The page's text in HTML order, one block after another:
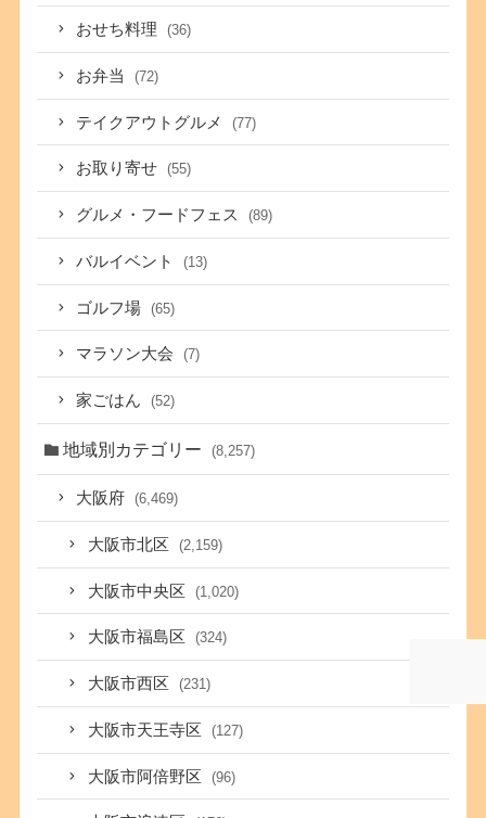
おせち料理 (36)
お弁当 (72)
テイクアウトグルメ (77)
お取り寄せ (55)
グルメ・フードフェス (89)
バルイベント (13)
ゴルフ場 (65)
マラソン大会 (7)
家ごはん (52)
地域別カテゴリー (8,257)
大阪府 (6,469)
大阪市北区 (2,159)
大阪市中央区 (1,020)
大阪市福島区 (324)
大阪市西区 (231)
大阪市天王寺区 (127)
大阪市阿倍野区 (96)